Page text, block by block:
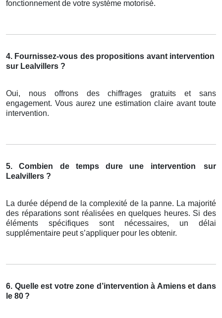
fonctionnement de votre système motorisé.
4. Fournissez-vous des propositions avant intervention
sur Lealvillers ?
Oui, nous offrons des chiffrages gratuits et sans
engagement. Vous aurez une estimation claire avant toute
intervention.
5. Combien de temps dure une intervention
sur
Lealvillers ?
La durée dépend de la complexité de la panne. La majorité
des réparations sont réalisées en quelques heures. Si des
éléments spécifiques sont nécessaires, un délai
supplémentaire peut s’appliquer pour les obtenir.
6. Quelle est votre zone d’intervention à Amiens et dans
le 80 ?